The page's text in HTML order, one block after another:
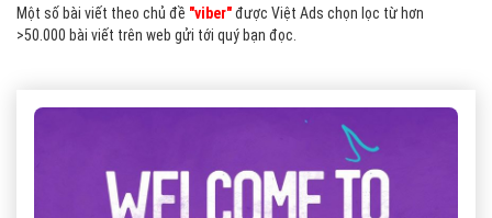
Một số bài viết theo chủ đề "viber"được Việt Ads chọn lọc từ hơn
>50.000 bài viết trên web gửi tới quý bạn đọc.